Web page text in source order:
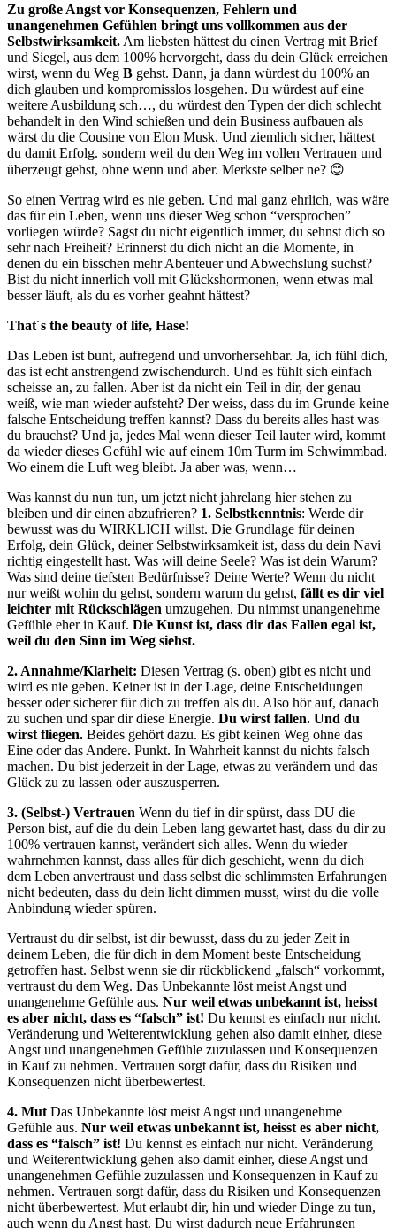
Zu große Angst vor Konsequenzen, Fehlern und
unangenehmen Gefühlen bringt uns vollkommen aus der
Selbstwirksamkeit. Am liebsten hättest du einen Vertrag mit Brief
und Siegel, aus dem 100% hervorgeht, dass du dein Glück erreichen
wirst, wenn du Weg B gehst. Dann, ja dann würdest du 100% an
dich glauben und kompromisslos losgehen. Du würdest auf eine
weitere Ausbildung sch…, du würdest den Typen der dich schlecht
behandelt in den Wind schießen und dein Business aufbauen als
wärst du die Cousine von Elon Musk. Und ziemlich sicher, hättest
du damit Erfolg. sondern weil du den Weg im vollen Vertrauen und
überzeugt gehst, ohne wenn und aber. Merkste selber ne? 😊
So einen Vertrag wird es nie geben. Und mal ganz ehrlich, was wäre
das für ein Leben, wenn uns dieser Weg schon “versprochen”
vorliegen würde? Sagst du nicht eigentlich immer, du sehnst dich so
sehr nach Freiheit? Erinnerst du dich nicht an die Momente, in
denen du ein bisschen mehr Abenteuer und Abwechslung suchst?
Bist du nicht innerlich voll mit Glückshormonen, wenn etwas mal
besser läuft, als du es vorher geahnt hättest?
That´s the beauty of life, Hase!
Das Leben ist bunt, aufregend und unvorhersehbar. Ja, ich fühl dich,
das ist echt anstrengend zwischendurch. Und es fühlt sich einfach
scheisse an, zu fallen. Aber ist da nicht ein Teil in dir, der genau
weiß, wie man wieder aufsteht? Der weiss, dass du im Grunde keine
falsche Entscheidung treffen kannst? Dass du bereits alles hast was
du brauchst? Und ja, jedes Mal wenn dieser Teil lauter wird, kommt
da wieder dieses Gefühl wie auf einem 10m Turm im Schwimmbad.
Wo einem die Luft weg bleibt. Ja aber was, wenn…
Was kannst du nun tun, um jetzt nicht jahrelang hier stehen zu
bleiben und dir einen abzufrieren? 1. Selbstkenntnis: Werde dir
bewusst was du WIRKLICH willst. Die Grundlage für deinen
Erfolg, dein Glück, deiner Selbstwirksamkeit ist, dass du dein Navi
richtig eingestellt hast. Was will deine Seele? Was ist dein Warum?
Was sind deine tiefsten Bedürfnisse? Deine Werte? Wenn du nicht
nur weißt wohin du gehst, sondern warum du gehst, fällt es dir viel
leichter mit Rückschlägen umzugehen. Du nimmst unangenehme
Gefühle eher in Kauf. Die Kunst ist, dass dir das Fallen egal ist,
weil du den Sinn im Weg siehst.
2. Annahme/Klarheit: Diesen Vertrag (s. oben) gibt es nicht und
wird es nie geben. Keiner ist in der Lage, deine Entscheidungen
besser oder sicherer für dich zu treffen als du. Also hör auf, danach
zu suchen und spar dir diese Energie. Du wirst fallen. Und du
wirst fliegen. Beides gehört dazu. Es gibt keinen Weg ohne das
Eine oder das Andere. Punkt. In Wahrheit kannst du nichts falsch
machen. Du bist jederzeit in der Lage, etwas zu verändern und das
Glück zu zu lassen oder auszusperren.
3. (Selbst-) Vertrauen Wenn du tief in dir spürst, dass DU die
Person bist, auf die du dein Leben lang gewartet hast, dass du dir zu
100% vertrauen kannst, verändert sich alles. Wenn du wieder
wahrnehmen kannst, dass alles für dich geschieht, wenn du dich
dem Leben anvertraust und dass selbst die schlimmsten Erfahrungen
nicht bedeuten, dass du dein licht dimmen musst, wirst du die volle
Anbindung wieder spüren.
Vertraust du dir selbst, ist dir bewusst, dass du zu jeder Zeit in
deinem Leben, die für dich in dem Moment beste Entscheidung
getroffen hast. Selbst wenn sie dir rückblickend „falsch“ vorkommt,
vertraust du dem Weg. Das Unbekannte löst meist Angst und
unangenehme Gefühle aus. Nur weil etwas unbekannt ist, heisst
es aber nicht, dass es “falsch” ist! Du kennst es einfach nur nicht.
Veränderung und Weiterentwicklung gehen also damit einher, diese
Angst und unangenehmen Gefühle zuzulassen und Konsequenzen
in Kauf zu nehmen. Vertrauen sorgt dafür, dass du Risiken und
Konsequenzen nicht überbewertest.
4. Mut Das Unbekannte löst meist Angst und unangenehme
Gefühle aus. Nur weil etwas unbekannt ist, heisst es aber nicht,
dass es “falsch” ist! Du kennst es einfach nur nicht. Veränderung
und Weiterentwicklung gehen also damit einher, diese Angst und
unangenehmen Gefühle zuzulassen und Konsequenzen in Kauf zu
nehmen. Vertrauen sorgt dafür, dass du Risiken und Konsequenzen
nicht überbewertest. Mut erlaubt dir, hin und wieder Dinge zu tun,
auch wenn du Angst hast. Du wirst dadurch neue Erfahrungen